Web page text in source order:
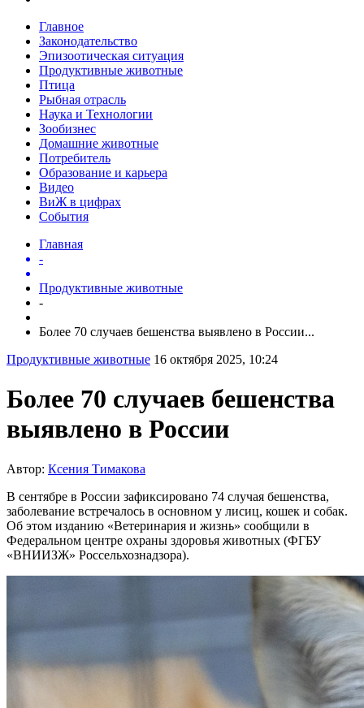
Главное
Законодательство
Эпизоотическая ситуация
Продуктивные животные
Птица
Рыбная отрасль
Наука и Технологии
Зообизнес
Домашние животные
Потребитель
Образование и карьера
Видео
ВиЖ в цифрах
События
Главная
-
Продуктивные животные
-
Более 70 случаев бешенства выявлено в России...
Продуктивные животные 16 октября 2025, 10:24
Более 70 случаев бешенства
выявлено в России
Автор: Ксения Тимакова
В сентябре в России зафиксировано 74 случая бешенства,
заболевание встречалось в основном у лисиц, кошек и собак.
Об этом изданию «Ветеринария и жизнь» сообщили в
Федеральном центре охраны здоровья животных (ФГБУ
«ВНИИЗЖ» Россельхознадзора).